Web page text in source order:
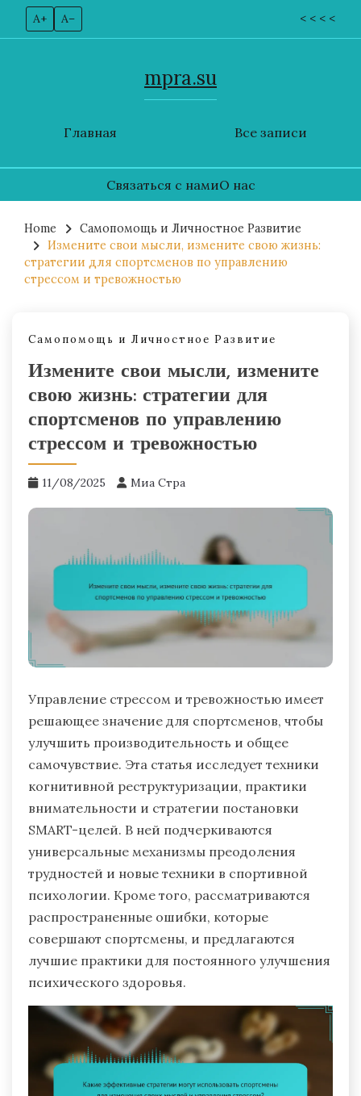
A+ A– < < < <
Главная
mpra.su
Все записи
Связаться с намиО нас
content
Home
Самопомощь и Личностное Развитие
Измените свои мысли, измените свою жизнь:
стратегии для спортсменов по управлению
стрессом и тревожностью
Самопомощь и Личностное Развитие
Измените свои мысли, измените
свою жизнь: стратегии для
спортсменов по управлению
стрессом и тревожностью
11/08/2025 Миа Стра
Управление стрессом и тревожностью имеет
решающее значение для спортсменов, чтобы
улучшить производительность и общее
самочувствие. Эта статья исследует техники
когнитивной реструктуризации, практики
внимательности и стратегии постановки
SMART-целей. В ней подчеркиваются
универсальные механизмы преодоления
трудностей и новые техники в спортивной
психологии. Кроме того, рассматриваются
распространенные ошибки, которые
совершают спортсмены, и предлагаются
лучшие практики для постоянного улучшения
психического здоровья.